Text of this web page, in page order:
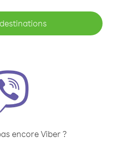
encore Viber ?